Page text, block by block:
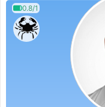
0.8/1